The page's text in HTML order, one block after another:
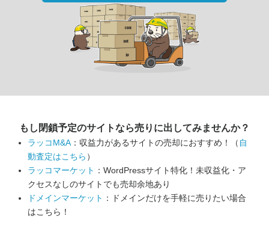
もし閉鎖予定のサイトなら売りに出してみませんか？
ラッコM&A ：収益力があるサイトの売却におすすめ！（ 自
動査定はこちら ）
ラッコマーケット ：WordPressサイト特化！未収益化・ア
クセスなしのサイトでも売却余地あり
ドメインマーケット ：ドメインだけを手軽に売りたい場合
はこちら！